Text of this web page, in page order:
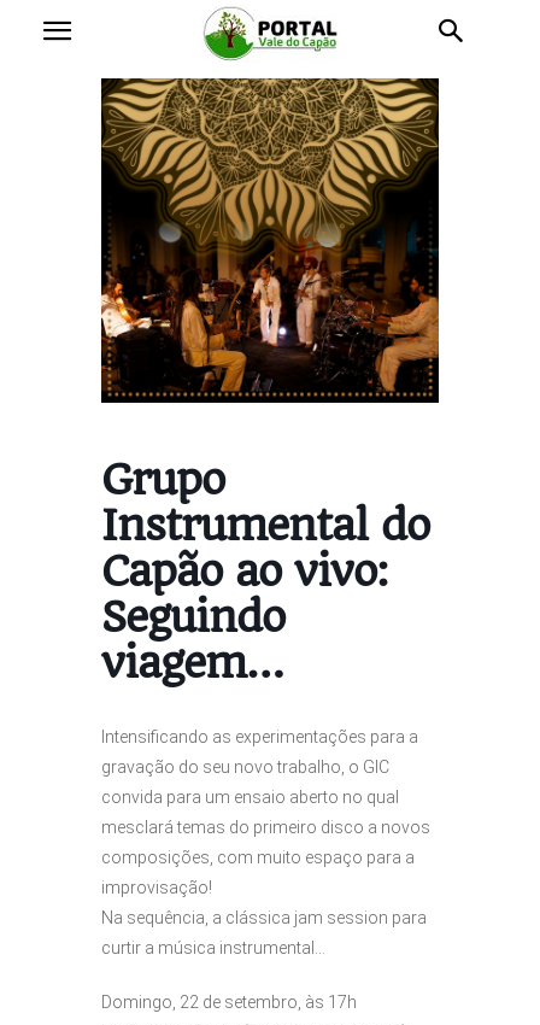
Grupo
Instrumental do
Capão ao vivo:
Seguindo
viagem…
Intensificando as experimentações para a
gravação do seu novo trabalho, o GIC
convida para um ensaio aberto no qual
mesclará temas do primeiro disco a novos
composições, com muito espaço para a
improvisação!
Na sequência, a clássica jam session para
curtir a música instrumental…
Domingo, 22 de setembro, às 17h